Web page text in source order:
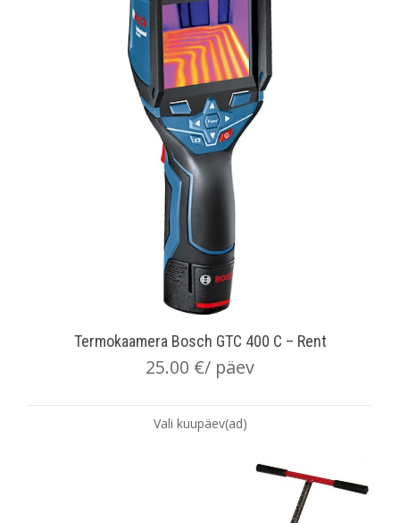
Termokaamera Bosch GTC 400 C – Rent
25.00 €/ päev
Vali kuupäev(ad)